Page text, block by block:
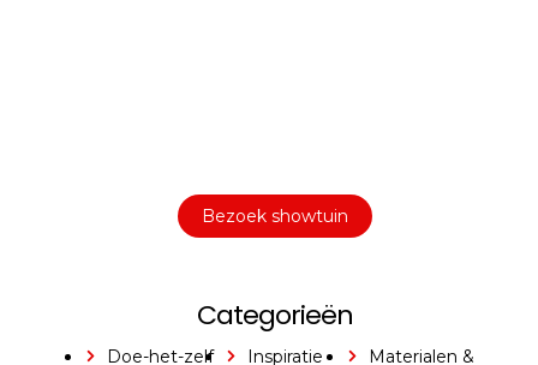
Bezoek showtuin
Categorieën
Doe-het-zelf
Inspiratie
Materialen &